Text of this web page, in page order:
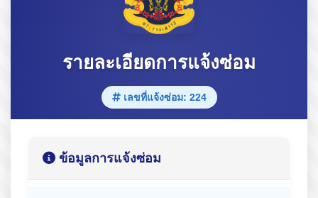
รายละเอียดการแจ้งซ่อม
เลขที่แจ้งซ่อม: 224
ข้อมูลการแจ้งซ่อม